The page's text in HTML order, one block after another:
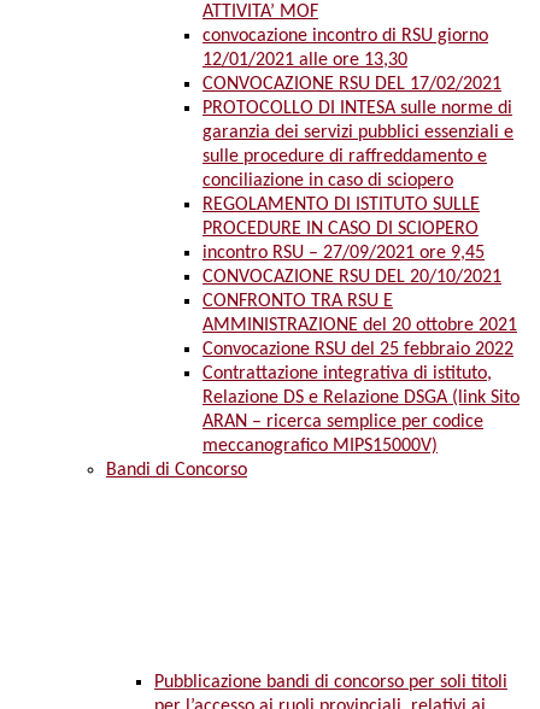
ATTIVITA’ MOF
convocazione incontro di RSU giorno
12/01/2021 alle ore 13,30
CONVOCAZIONE RSU DEL 17/02/2021
PROTOCOLLO DI INTESA sulle norme di
garanzia dei servizi pubblici essenziali e
sulle procedure di raffreddamento e
conciliazione in caso di sciopero
REGOLAMENTO DI ISTITUTO SULLE
PROCEDURE IN CASO DI SCIOPERO
incontro RSU – 27/09/2021 ore 9,45
CONVOCAZIONE RSU DEL 20/10/2021
CONFRONTO TRA RSU E
AMMINISTRAZIONE del 20 ottobre 2021
Convocazione RSU del 25 febbraio 2022
Contrattazione integrativa di istituto,
Relazione DS e Relazione DSGA (link Sito
ARAN – ricerca semplice per codice
meccanografico MIPS15000V)
Bandi di Concorso
Pubblicazione bandi di concorso per soli titoli